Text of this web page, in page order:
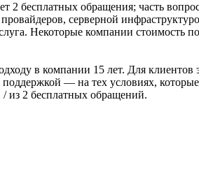
бесплатных обращения; часть
серверной
Некоторые компании стоимость
в компании 15 лет. Для
— на тех условиях,
из 2 бесплатных обращений.